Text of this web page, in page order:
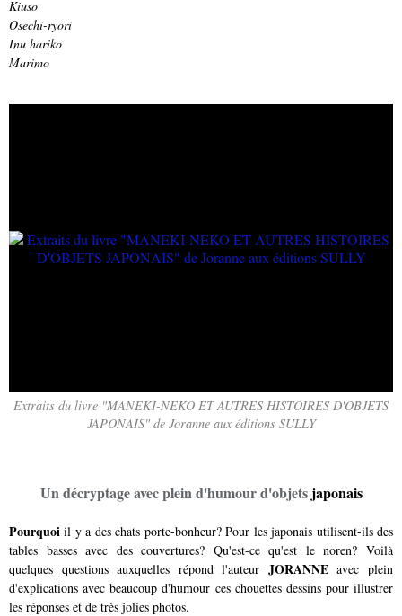
Kiuso
Osechi-ryōri
Inu hariko
Marimo
Extraits du livre "MANEKI-NEKO ET AUTRES HISTOIRES D'OBJETS
JAPONAIS" de Joranne aux éditions SULLY
Un décryptage avec plein d'humour d'objets japonais
Pourquoi il y a des chats porte-bonheur? Pour les japonais utilisent-ils des
tables basses avec des couvertures? Qu'est-ce qu'est le noren? Voilà
quelques questions auxquelles répond l'auteur JORANNEavec plein
d'explications avec beaucoup d'humour ces chouettes dessins pour illustrer
les réponses et de très jolies photos.